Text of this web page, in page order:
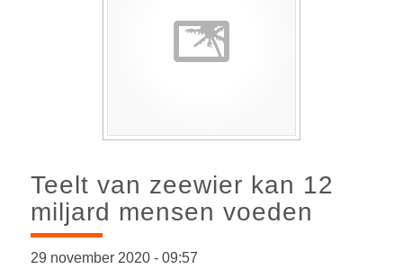
Teelt van zeewier kan 12
miljard mensen voeden
29 november 2020 -09:57